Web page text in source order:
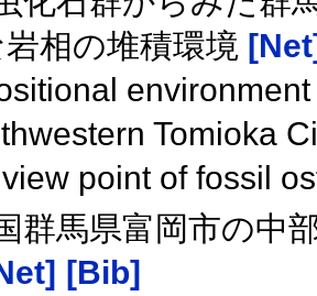
相の堆積環境
Tomioka
point of fossil
群馬県富岡市の中
[Bib]